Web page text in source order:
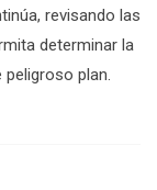
revisando las
determinar la
plan.